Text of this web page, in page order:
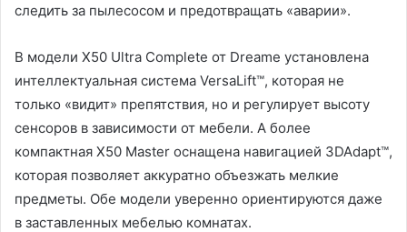
следить за пылесосом и предотвращать «аварии».
В модели X50 Ultra Complete от Dreame установлена
интеллектуальная система VersaLift™, которая не
только «видит» препятствия, но и регулирует высоту
сенсоров в зависимости от мебели. А более
компактная X50 Master оснащена навигацией 3DAdapt™,
которая позволяет аккуратно объезжать мелкие
предметы. Обе модели уверенно ориентируются даже
в заставленных мебелью комнатах.